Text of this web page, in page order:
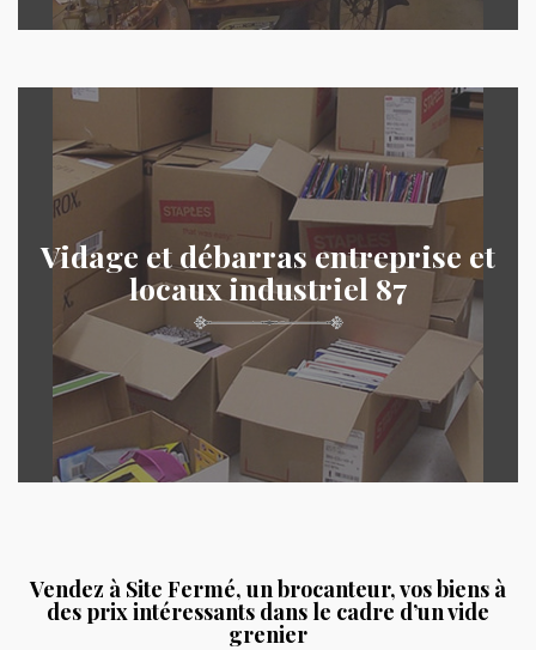
Vidage et débarras entreprise et
locaux industriel 87
Vendez à Site Fermé, un brocanteur, vos biens à
des prix intéressants dans le cadre d’un vide
grenier